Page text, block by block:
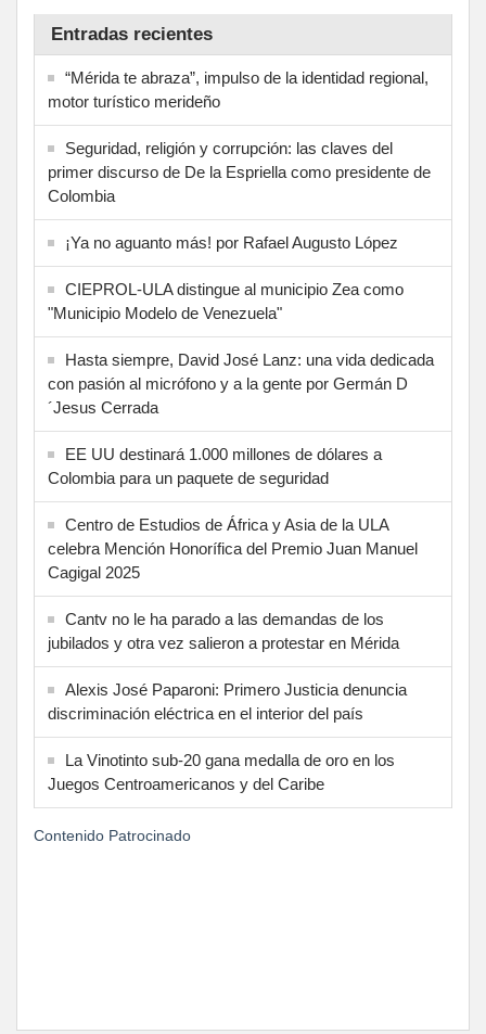
Entradas recientes
“Mérida te abraza”, impulso de la identidad regional,
motor turístico merideño
Seguridad, religión y corrupción: las claves del
primer discurso de De la Espriella como presidente de
Colombia
¡Ya no aguanto más! por Rafael Augusto López
CIEPROL-ULA distingue al municipio Zea como
"Municipio Modelo de Venezuela"
Hasta siempre, David José Lanz: una vida dedicada
con pasión al micrófono y a la gente por Germán D
´Jesus Cerrada
EE UU destinará 1.000 millones de dólares a
Colombia para un paquete de seguridad
Centro de Estudios de África y Asia de la ULA
celebra Mención Honorífica del Premio Juan Manuel
Cagigal 2025
Cantv no le ha parado a las demandas de los
jubilados y otra vez salieron a protestar en Mérida
Alexis José Paparoni: Primero Justicia denuncia
discriminación eléctrica en el interior del país
La Vinotinto sub-20 gana medalla de oro en los
Juegos Centroamericanos y del Caribe
Contenido Patrocinado